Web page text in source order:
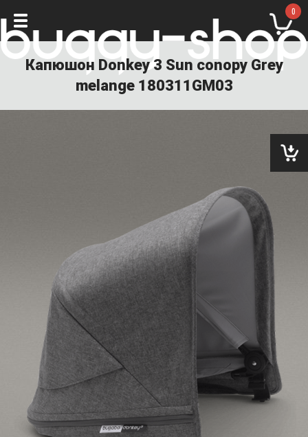
0
Капюшон Donkey 3 Sun conopy Grey
melange 180311GM03